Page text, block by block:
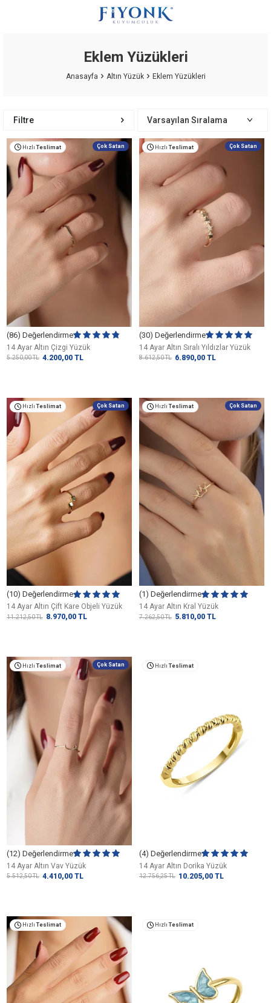
Eklem Yüzükleri
Anasayfa Altın Yüzük Eklem Yüzükleri
Filtre
Hızlı Teslimat Çok Satan
(86) Değerlendirme
14 Ayar Altın Çizgi Yüzük
5.250,00TL 4.200,00 TL
Hızlı Teslimat Çok Satan
(30) Değerlendirme
14 Ayar Altın Sıralı Yıldızlar Yüzük
8.612,50TL 6.890,00 TL
Hızlı Teslimat Çok Satan
(10) Değerlendirme
14 Ayar Altın Çift Kare Objeli Yüzük
11.212,50TL 8.970,00 TL
Hızlı Teslimat Çok Satan
(1) Değerlendirme
14 Ayar Altın Kral Yüzük
7.262,50TL 5.810,00 TL
Hızlı Teslimat Çok Satan
(12) Değerlendirme
14 Ayar Altın Vav Yüzük
5.512,50TL 4.410,00 TL
Hızlı Teslimat
(4) Değerlendirme
14 Ayar Altın Dorika Yüzük
12.756,25TL 10.205,00 TL
Hızlı Teslimat Hızlı Teslimat